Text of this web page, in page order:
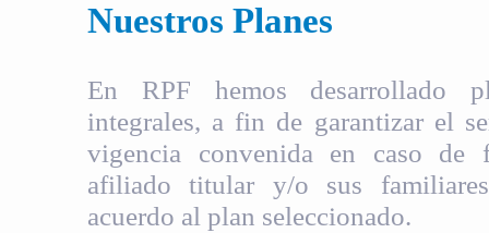
Nuestros Planes
En RPF hemos desarrollado
integrales, a fin de garantizar el
vigencia convenida en caso de
afiliado titular y/o sus
acuerdo al plan seleccionado.